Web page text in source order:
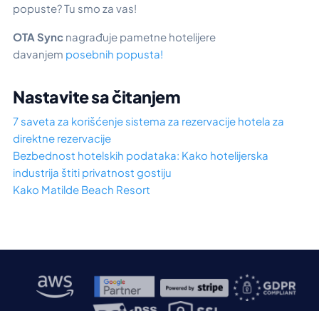
popuste? Tu smo za vas!
OTA Sync nagrađuje pametne hotelijere
davanjem posebnih popusta!
Nastavite sa čitanjem
7 saveta za korišćenje sistema za rezervacije hotela za
direktne rezervacije
Bezbednost hotelskih podataka: Kako hotelijerska
industrija štiti privatnost gostiju
Kako Matilde Beach Resort